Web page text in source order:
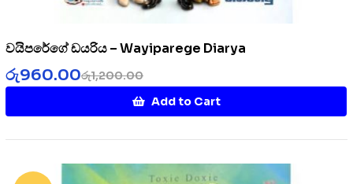
වයිපරේගේ ඩයරිය – Wayiparege Diarya
රු1,200.00
රු960.00
Add to Cart